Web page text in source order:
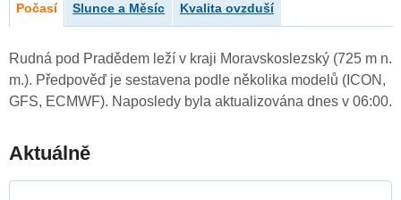
Počasí Slunce a Měsíc Kvalita ovzduší
Rudná pod Pradědem leží v kraji Moravskoslezský (725 m n.
m.). Předpověď je sestavena podle několika modelů (ICON,
GFS, ECMWF). Naposledy byla aktualizována dnes v 06:00.
Aktuálně